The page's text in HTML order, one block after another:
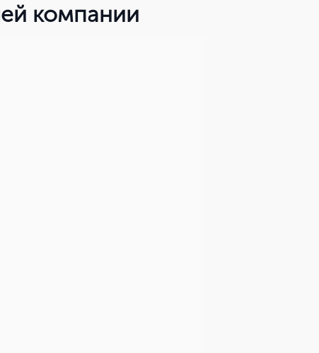
компании